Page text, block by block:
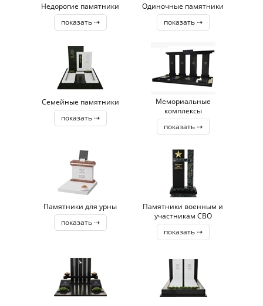
Недорогие памятники
показать ⇢
Одиночные памятники
показать ⇢
Семейные памятники
показать ⇢
Мемориальные
комплексы
показать ⇢
Памятники для урны
показать ⇢
Памятники военным и
участникам СВО
показать ⇢